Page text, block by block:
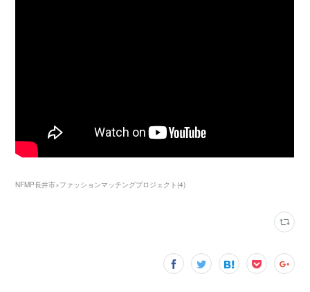
NFMP長井市×ファッションマッチングプロジェクト(4)